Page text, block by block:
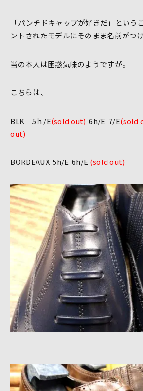
「パンチドキャップが好きだ」という
ントされたモデルにそのまま名前がつ
当の本人は困惑気味のようですが。
こちらは、
BLK 5ｈ/E(sold out) 6h/E 7/E(sold
out)
BORDEAUX 5h/E 6h/E (sold out)